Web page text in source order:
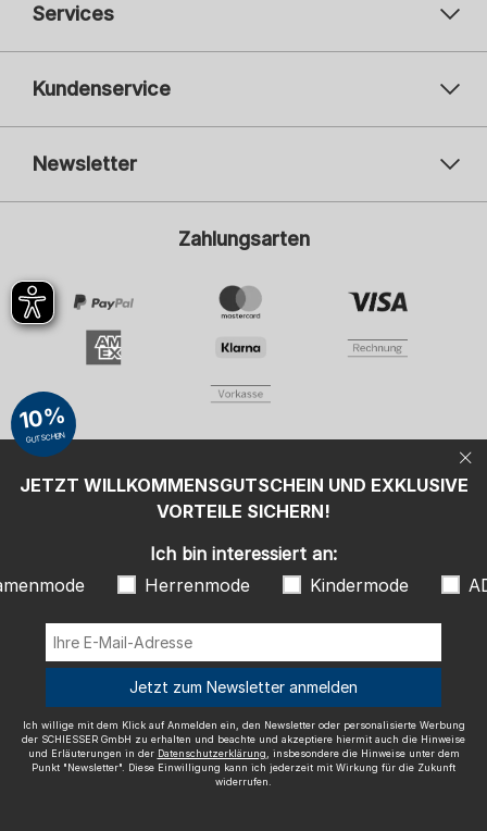
Services
Kundenservice
Newsletter
Ich bin interessiert an:
Herrenmode
ADIDAS
Ich willige mit dem Klick auf Anmelden ein, den Newsletter oder
personalisierte Werbung der SCHIESSER GmbH zu erhalten und
beachte und akzeptiere hiermit auch die Hinweise und Erläuterungen in
derDatenschutzerklärung, insbesondere die Hinweise unter dem Punkt
"Newsletter". Diese Einwilligung kann ich jederzeit mit Wirkung für die
Zahlungsarten
Wir versenden mit
Ausgezeichnete Qualität
Mehr Informationen zu unseren Bewertungen
JETZT WILLKOMMENSGUTSCHEIN UND EXKLUSIVE
VORTEILE SICHERN!
10%
GUTSCHEIN
Ich bin interessiert an:
Herrenmode Kindermode
Jetzt zum Newsletter anmelden
Ich willige mit dem Klick auf Anmelden ein, den Newsletter oder personalisierte Werbung
der SCHIESSER GmbH zu erhalten und beachte und akzeptiere hiermit auch die Hinweise
und Erläuterungen in der Datenschutzerklärung , insbesondere die Hinweise unter dem
Punkt "Newsletter". Diese Einwilligung kann ich jederzeit mit Wirkung für die Zukunft
widerrufen.